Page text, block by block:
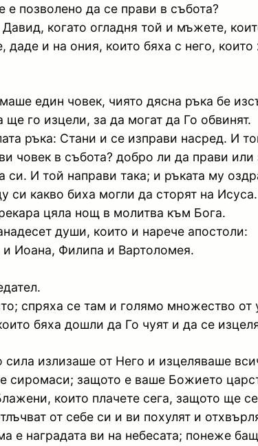
е позволено да се прави в събота?
когато огладня той и мъжете,
и на ония, които бяха с него,
един човек, чиято дясна ръка бе
го изцели, за да могат да Го обвинят.
ръка: Стани и се изправи насред. И
човек в събота? добро ли да прави
си. И той направи така; и ръката му
си какво биха могли да сторят на Исуса.
цяла нощ в молитва към Бога.
души, които и нарече апостоли:
Иоана, Филипа и Вартоломея.
спряха се там и голямо множество
бяха дошли да Го чуят и да се
излизаше от Него и изцеляваше
сиромаси; защото е ваше Божието
които плачете сега, защото ще
от себе си и ви похулят и
е наградата ви на небесата; понеже